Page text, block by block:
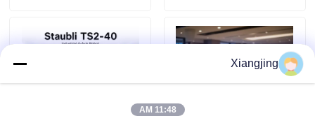
مدونة
اطلب اقتباس
Xiangjing
11:48 AM